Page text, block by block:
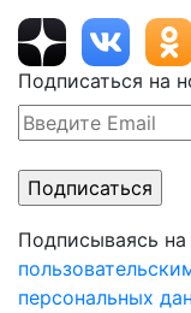
Подписаться на
Подписываясь
персональных